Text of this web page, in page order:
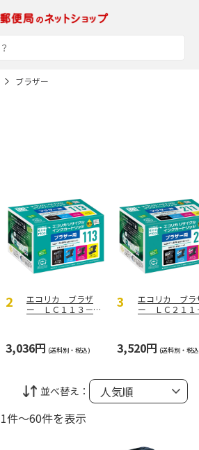
ブラザー
エコリカ ブラザ
ー ＬＣ１１３－４
3,036円 (送料別・税込)
エコリカ ブラ
ー ＬＣ２１１
3,520円 (送料別・税
並べ替え：
1件～60件を表示